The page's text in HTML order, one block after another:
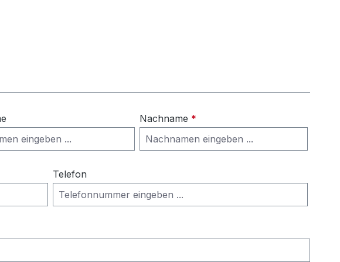
Nachname *
Telefon